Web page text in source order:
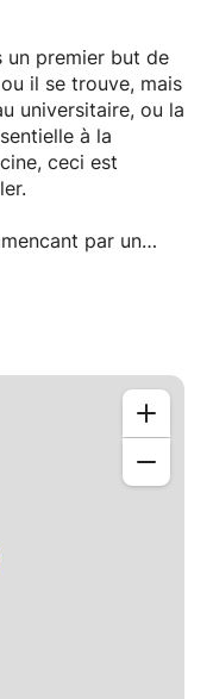
un premier but de
il se trouve, mais
universitaire, ou la
à la
ceci est
par un
connaissances de
des
mieux
interrogation, de
les notions